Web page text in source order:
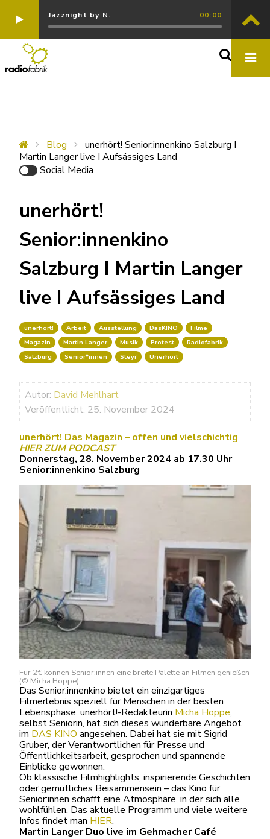
Jazznight by N. 00:00
Blog
unerhört! Senior:innenkino Salzburg I
Martin Langer live I Aufsässiges Land
Social Media
unerhört!
Senior:innenkino
Salzburg I Martin Langer
live I Aufsässiges Land
unerhört! Arbeit Ausstellung DasKINO
Filme
Magazin
Martin Langer Musik Protest
Radiofabrik
Salzburg
Senior*innen Steyr Unerhört
Autor: David Mehlhart
Veröffentlicht: 25. November 2024
unerhört! Das Magazin – offen und vielschichtig
HIER ZUM PODCAST
Donnerstag, 28. November 2024 ab 17.30 Uhr
Senior:innenkino Salzburg
Für 2€ können Senior:innen eine breite Palette an Filmen genießen
(© Micha Hoppe)
Das Senior:innenkino bietet ein einzigartiges
Filmerlebnis speziell für Menschen in der besten
Lebensphase. unerhört!-Redakteurin Micha Hoppe,
selbst Seniorin, hat sich dieses wunderbare Angebot
im DAS KINO angesehen. Dabei hat sie mit Sigrid
Gruber, der Verantwortlichen für Presse und
Öffentlichkeitsarbeit, gesprochen und spannende
Einblicke gewonnen.
Ob klassische Filmhighlights, inspirierende Geschichten
oder gemütliches Beisammensein – das Kino für
Senior:innen schafft eine Atmosphäre, in der sich alle
wohlfühlen. Das aktuelle Programm und viele weitere
Infos findet man HIER.
Martin Langer Duo live im Gehmacher Café